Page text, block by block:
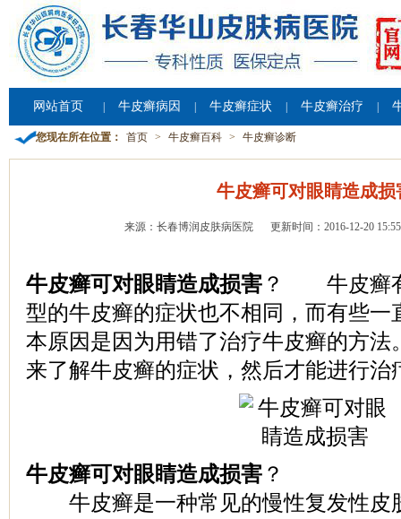
网站首页 牛皮癣病因 牛皮癣症状 牛皮癣治疗
您现在所在位置： 首页 > 牛皮癣百科 > 牛皮癣诊断
牛皮癣可对眼睛造成损
来源：长春博润皮肤病医院 更新时间：2016-12-20
牛皮癣可对眼睛造成损害 ？ 牛皮癣有
型的牛皮癣的症状也不相同，而有些一
本原因是因为用错了治疗牛皮癣的方法
来了解牛皮癣的症状，然后才能进行治
牛皮癣可对眼睛造成损害 ？
牛皮癣是一种常见的慢性复发性皮